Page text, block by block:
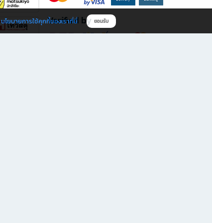
Verified by
นโยบายการใช้คุกกี้ของเราที่นี่ ยอมรับ